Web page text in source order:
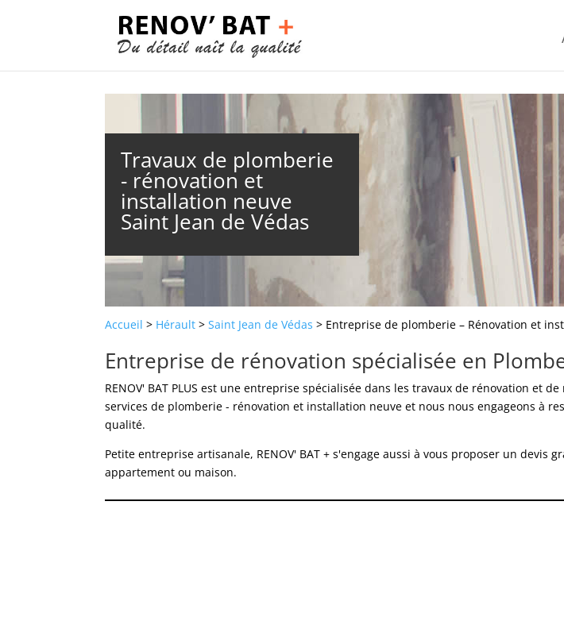
Travaux de plomberie
- rénovation et
installation neuve
Saint Jean de Védas
Accueil > Hérault > Saint Jean de Védas > Entreprise de plomberie – Rénovation et
Entreprise de rénovation spécialisée en
RENOV' BAT PLUS est une entreprise spécialisée dans les travaux de rénovation et
services de plomberie - rénovation et installation neuve et nous nous engageons à
qualité.
Petite entreprise artisanale, RENOV' BAT + s'engage aussi à vous proposer un
appartement ou maison.